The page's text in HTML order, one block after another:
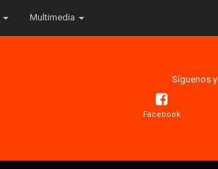
Multimedia
Síguenos
Facebook